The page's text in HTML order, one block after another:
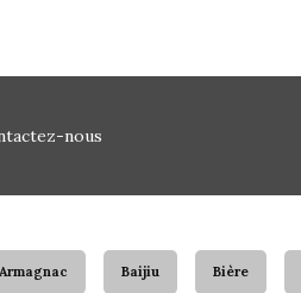
nous
Armagnac Baijiu Bière